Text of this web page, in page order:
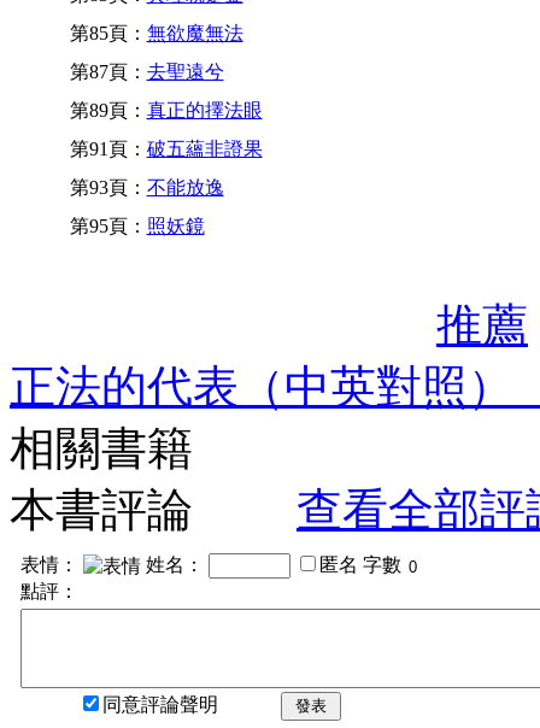
第85頁： 無欲魔無法
第87頁： 去聖遠兮
第89頁： 真正的擇法眼
第91頁： 破五蘊非證果
第93頁： 不能放逸
第95頁： 照妖鏡
推薦
正法的代表（中英對照
相關書籍
本書評論
查看全部評
表情： 姓名： 匿名 字數
點評：
同意評論聲明 發表